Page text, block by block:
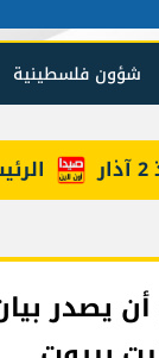
شؤون فلسطينية
الرئيس
يصدر